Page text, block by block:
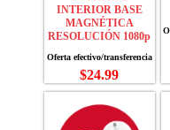
INTERIOR BASE
MAGNÉTICA
RESOLUCIÓN 1080p
$24.99